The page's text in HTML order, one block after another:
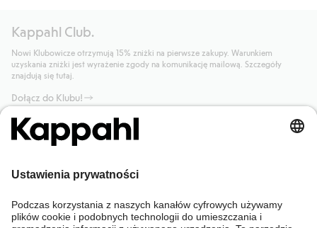
Kappahl Club.
Nowi Klubowicze otrzymują 15% zniżki na pierwsze zakupy. Warunkiem
uzyskania zniżki jest wyrażenie zgody na komunikację mailową. Szczegóły
znajdują się tutaj.
Dołącz do Klubu!